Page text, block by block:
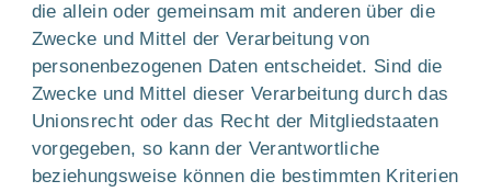
die allein oder gemeinsam mit anderen über die
Zwecke und Mittel der Verarbeitung von
personenbezogenen Daten entscheidet. Sind die
Zwecke und Mittel dieser Verarbeitung durch das
Unionsrecht oder das Recht der Mitgliedstaaten
vorgegeben, so kann der Verantwortliche
beziehungsweise können die bestimmten Kriterien